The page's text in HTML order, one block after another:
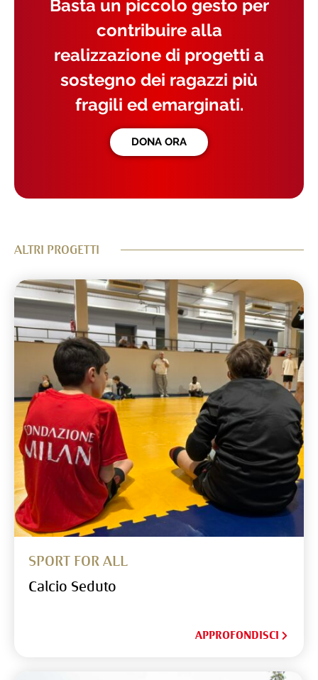
Basta un piccolo gesto per
contribuire alla
realizzazione di progetti a
sostegno dei ragazzi più
fragili ed emarginati.
DONA ORA
ALTRI PROGETTI
SPORT FOR ALL
Calcio Seduto
APPROFONDISCI